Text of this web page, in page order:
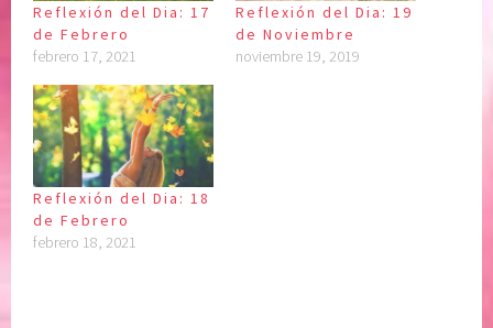
Reflexión del Dia: 17
de Febrero
febrero 17, 2021
Reflexión del Dia: 19
de Noviembre
noviembre 19, 2019
Reflexión del Dia: 18
de Febrero
febrero 18, 2021